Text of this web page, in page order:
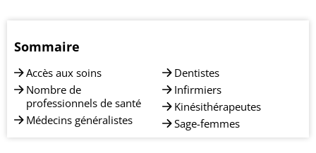
Sommaire
Accès aux soins
Nombre de
professionnels de santé
Médecins généralistes
Dentistes
Infirmiers
Kinésithérapeutes
Sage-femmes